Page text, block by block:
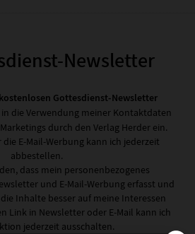
Newsletter
Gottesdienst-Newsletter
die Verwendung meiner Kontaktdaten
durch den Verlag Herder ein.
E-Mail-Werbung kann ich jederzeit
abbestellen.
dass mein personenbezogenes
und E-Mail-Werbung erfasst und
Inhalte besser auf meine Interessen
Link in Newsletter oder E-Mail kann ich
jederzeit ausschalten.